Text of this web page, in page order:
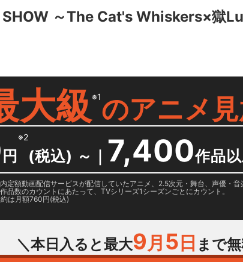
～The Cat's Whiskers×獄
大級 ※1のアニメ
円
※2
(税込) ～ ｜ 7,400作品
定額動画配信サービスが配信していたアニメ、2.5次元・舞台、声優・
品数のカウントにあたって、TVシリーズ1シーズンごとにカウント。
は月額760円(税込)
＼本日入ると最大9月 5 日 まで